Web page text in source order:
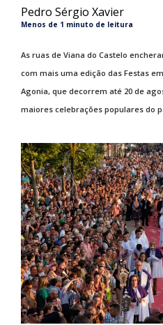
Pedro Sérgio Xavier
Menos de 1 minuto de leitura
As ruas de Viana do Castelo
com mais uma edição das Festas
Agonia, que decorrem até 20 de
maiores celebrações populares do